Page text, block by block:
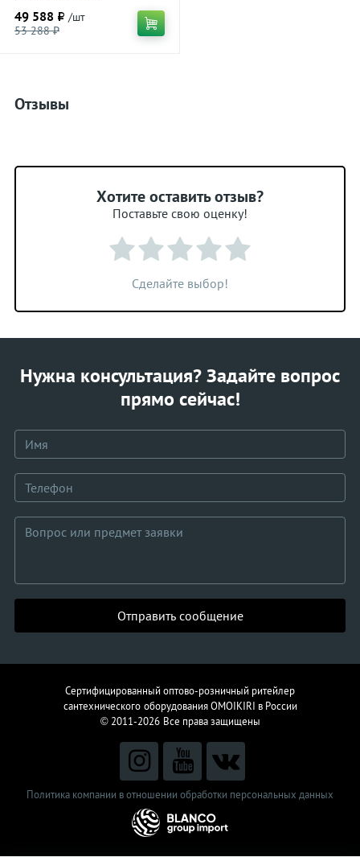
49 588 ₽ /шт
53 288 ₽
Отзывы
Хотите оставить отзыв?
Поставьте свою оценку!
Сделайте выбор!
Нужна консультация? Задайте вопрос
прямо сейчас!
Отправить сообщение
Сертифицированный оптово-розничный ритейлер
сантехнического оборудованияOMOIKIRI в России
© 2011-2026 Все права защищены
Политика компании в отношении обработки персональных данных